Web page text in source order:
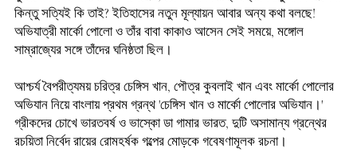
কিন্তু সত্যিই কি তাই? ইতিহাসের নতুন মূল্যায়ন আবার অন্য কথা বলছে!
অভিযাত্রী মার্কো পোলো ও তাঁর বাবা কাকাও আসেন সেই সময়ে, মঙ্গোল
সাম্রাজ্যের সঙ্গে তাঁদের ঘনিষ্ঠতা ছিল।
আশ্চর্য বৈপরীত্যময় চরিত্র চেঙ্গিস খান, পৌত্র কুবলাই খান এবং মার্কো পোলোর
অভিযান নিয়ে বাংলায় প্রথম গ্রন্থ 'চেঙ্গিস খান ও মার্কো পোলোর অভিযান।'
গ্রীকদের চোখে ভারতবর্ষ ও ভাস্কো ডা গামার ভারত, দুটি অসামান্য গ্রন্থের
রচয়িতা নির্বেদ রায়ের রোমহর্ষক গল্পের মোড়কে গবেষণামূলক রচনা।